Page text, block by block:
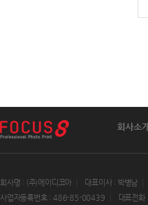
회사소개
회사명 : (주)에이디코아 대표이사 : 박병남
사업자등록번호 : 486-85-00439
대표전